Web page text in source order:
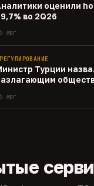
оценили
во 2Q26
авг
РЕГУЛИРОВАНИЕ
Турции
авг